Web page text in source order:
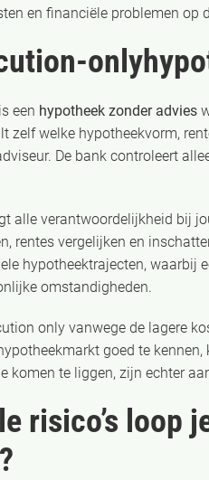
en financiële problemen op
een hypotheek zonder advies
zelf welke hypotheekvorm,
De bank controleert
alle verantwoordelijkheid bij
rentes vergelijken en
hypotheektrajecten, waarbij
omstandigheden.
only vanwege de lagere
goed te
komen te liggen, zijn echter
risico’s loop